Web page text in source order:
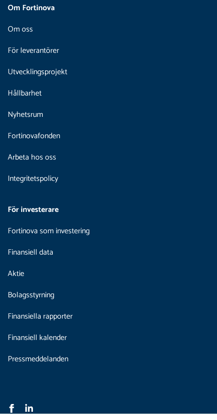
Om Fortinova
Om oss
För leverantörer
Utvecklingsprojekt
Hållbarhet
Nyhetsrum
Fortinovafonden
Arbeta hos oss
Integritetspolicy
För investerare
Fortinova som investering
Finansiell data
Aktie
Bolagsstyrning
Finansiella rapporter
Finansiell kalender
Pressmeddelanden